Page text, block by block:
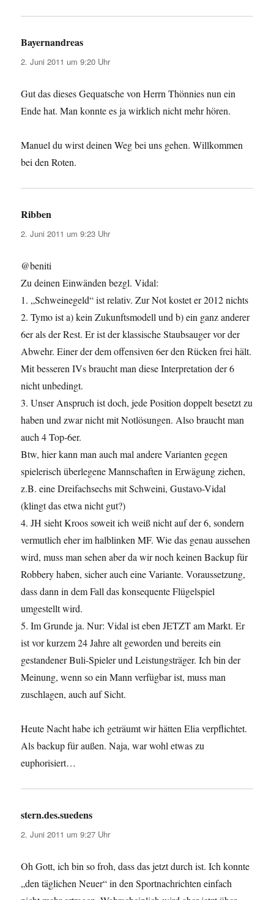
Bayernandreas
2. Juni 2011 um 9:20 Uhr
Gut das dieses Gequatsche von Herrn Thönnies nun ein
Ende hat. Man konnte es ja wirklich nicht mehr hören.
Manuel du wirst deinen Weg bei uns gehen. Willkommen
bei den Roten.
Ribben
2. Juni 2011 um 9:23 Uhr
@beniti
Zu deinen Einwänden bezgl. Vidal:
1. „Schweinegeld“ ist relativ. Zur Not kostet er 2012 nichts
2. Tymo ist a) kein Zukunftsmodell und b) ein ganz anderer
6er als der Rest. Er ist der klassische Staubsauger vor der
Abwehr. Einer der dem offensiven 6er den Rücken frei hält.
Mit besseren IVs braucht man diese Interpretation der 6
nicht unbedingt.
3. Unser Anspruch ist doch, jede Position doppelt besetzt zu
haben und zwar nicht mit Notlösungen. Also braucht man
auch 4 Top-6er.
Btw, hier kann man auch mal andere Varianten gegen
spielerisch überlegene Mannschaften in Erwägung ziehen,
z.B. eine Dreifachsechs mit Schweini, Gustavo-Vidal
(klingt das etwa nicht gut?)
4. JH sieht Kroos soweit ich weiß nicht auf der 6, sondern
vermutlich eher im halblinken MF. Wie das genau aussehen
wird, muss man sehen aber da wir noch keinen Backup für
Robbery haben, sicher auch eine Variante. Voraussetzung,
dass dann in dem Fall das konsequente Flügelspiel
umgestellt wird.
5. Im Grunde ja. Nur: Vidal ist eben JETZT am Markt. Er
ist vor kurzem 24 Jahre alt geworden und bereits ein
gestandener Buli-Spieler und Leistungsträger. Ich bin der
Meinung, wenn so ein Mann verfügbar ist, muss man
zuschlagen, auch auf Sicht.
Heute Nacht habe ich geträumt wir hätten Elia verpflichtet.
Als backup für außen. Naja, war wohl etwas zu
euphorisiert…
stern.des.suedens
2. Juni 2011 um 9:27 Uhr
Oh Gott, ich bin so froh, dass das jetzt durch ist. Ich konnte
„den täglichen Neuer“ in den Sportnachrichten einfach